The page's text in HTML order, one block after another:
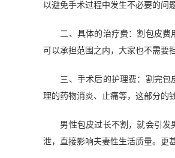
以避免手术过程中发生不必要的问
二、具体的治疗费：割包皮费用
可以承担范围之内，大家也不需要
三、手术后的护理费：割完包皮
理的药物消炎、止痛等，这部分的
男性包皮过长不割，就会引发男
泄，直接影响夫妻性生活质量。更